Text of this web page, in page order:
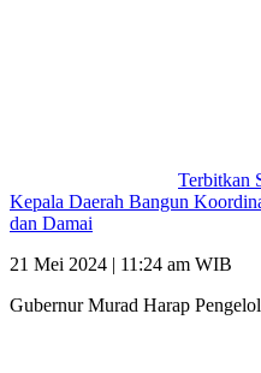
Terbitkan
Kepala Daerah Bangun
dan Damai
21 Mei 2024 | 11:24 am WIB
Gubernur Murad Harap